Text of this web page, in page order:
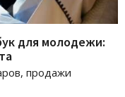
для молодежи:
продажи